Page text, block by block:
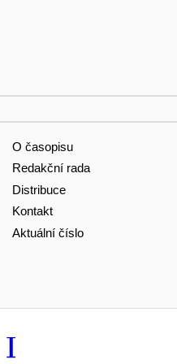
O časopisu
Redakční rada
Distribuce
Kontakt
Aktuální číslo